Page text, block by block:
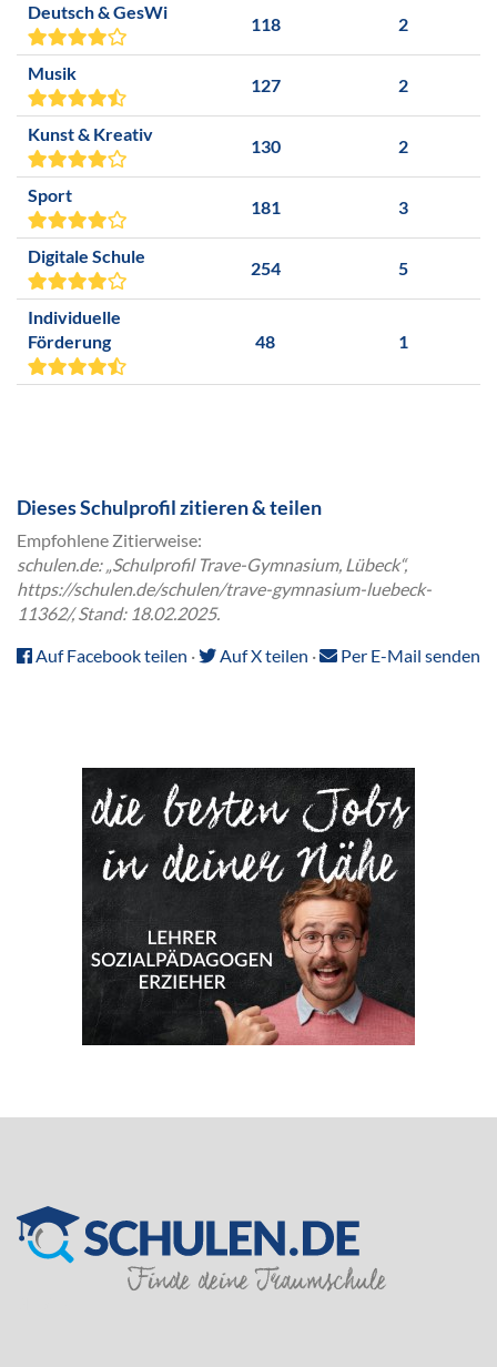
Deutsch & GesWi
118 2
Musik
127 2
Kunst & Kreativ
130 2
Sport
181 3
Digitale Schule
254 5
Individuelle
Förderung
48 1
Dieses Schulprofil zitieren & teilen
Empfohlene Zitierweise:
schulen.de: „Schulprofil Trave-Gymnasium, Lübeck“,
https://schulen.de/schulen/trave-gymnasium-luebeck-
11362/, Stand: 18.02.2025.
Auf Facebook teilen · Auf X teilen · Per E-Mail senden